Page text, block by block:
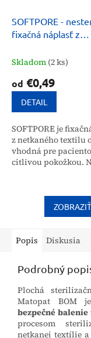
SOFTPORE -
fixačná náplasť z
Skladom (2 ks)
od €0,49
DETAIL
SOFTPORE je
z netkaného textilu
vhodná pre
citlivou pokožkou.
dýcha a...
Popis Diskusia
Podrobný
Plochá
Matopat BOM
bezpečné
procesom
netkanej textílie